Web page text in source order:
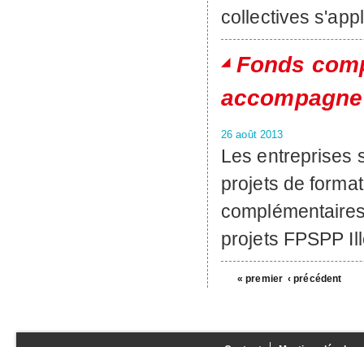
collectives
Fonds
26 août 2013
Les entreprises
projets de
projets FPSPP
« premier ‹ précédent